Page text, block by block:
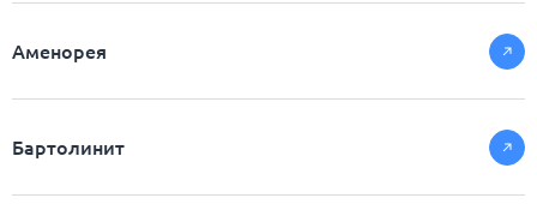
Аменорея
Бартолинит